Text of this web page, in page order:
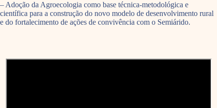
– Adoção da Agroecologia como base técnica-metodológica e
científica para a construção do novo modelo de desenvolvimento rural
e do fortalecimento de ações de convivência com o Semiárido.